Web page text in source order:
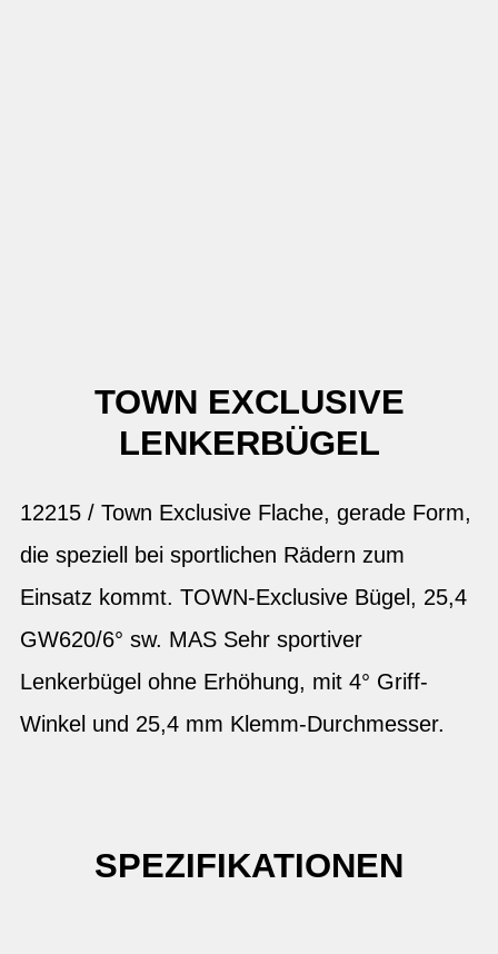
TOWN EXCLUSIVE
LENKERBÜGEL
12215 / Town Exclusive Flache, gerade Form,
die speziell bei sportlichen Rädern zum
Einsatz kommt. TOWN-Exclusive Bügel, 25,4
GW620/6° sw. MAS Sehr sportiver
Lenkerbügel ohne Erhöhung, mit 4° Griff-
Winkel und 25,4 mm Klemm-Durchmesser.
SPEZIFIKATIONEN